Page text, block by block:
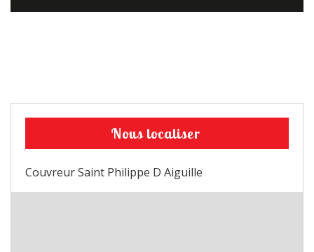
Nous localiser
Couvreur Saint Philippe D Aiguille